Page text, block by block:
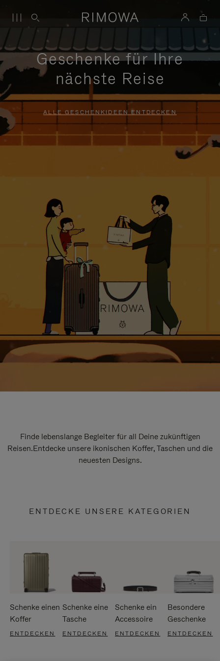
Geschenke für Ihre
nächste Reise
ALLE GESCHENKIDEEN ENTDECKEN
Finde lebenslange Begleiter für all Deine zukünftigen
Reisen.Entdecke unsere ikonischen Koffer, Taschen und die
neuesten Designs.
ENTDECKE UNSERE KATEGORIEN
Schenke einen
Koffer
ENTDECKEN
Schenke eine
Tasche
ENTDECKEN
Schenke ein
Accessoire
ENTDECKEN
Besondere
Geschenke
ENTDECKEN